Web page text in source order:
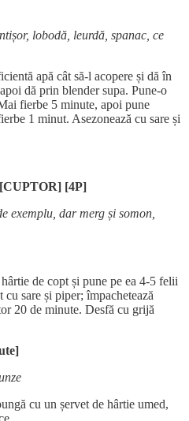
lobodă, leurdă, spanac, ce
apă cât să-l acopere și dă în
dă prin blender supa. Pune-o
fierbe 5 minute, apoi pune
1 minut. Asezonează cu sare și
[4P]
exemplu, dar merg și somon,
de copt și pune pe ea 4-5 felii
cu sare și piper; împachetează
20 de minute. Desfă cu grijă
cu un șervet de hârtie umed,